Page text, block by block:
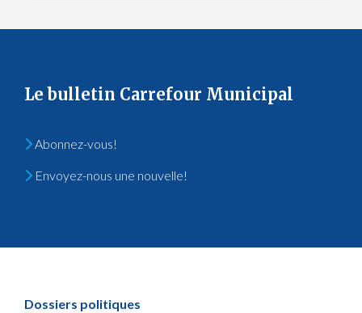
Le bulletin Carrefour Municipal
Abonnez-vous!
Envoyez-nous une nouvelle!
Dossiers politiques